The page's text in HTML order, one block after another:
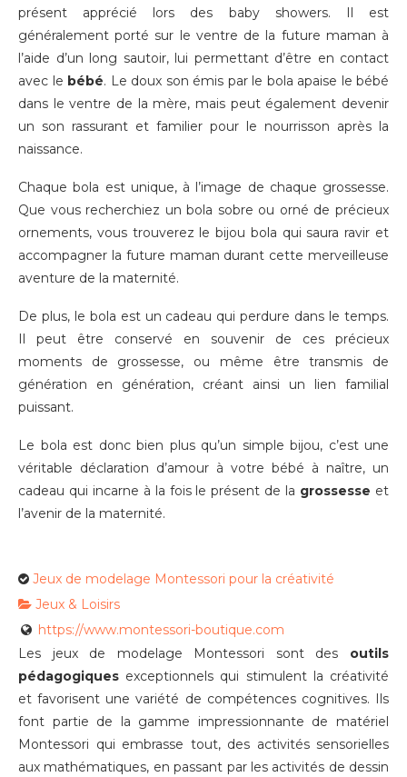
présent apprécié lors des baby showers. Il est
généralement porté sur le ventre de la future maman à
l’aide d’un long sautoir, lui permettant d’être en contact
avec le bébé. Le doux son émis par le bola apaise le bébé
dans le ventre de la mère, mais peut également devenir
un son rassurant et familier pour le nourrisson après la
naissance.
Chaque bola est unique, à l’image de chaque grossesse.
Que vous recherchiez un bola sobre ou orné de précieux
ornements, vous trouverez le bijou bola qui saura ravir et
accompagner la future maman durant cette merveilleuse
aventure de la maternité.
De plus, le bola est un cadeau qui perdure dans le temps.
Il peut être conservé en souvenir de ces précieux
moments de grossesse, ou même être transmis de
génération en génération, créant ainsi un lien familial
puissant.
Le bola est donc bien plus qu’un simple bijou, c’est une
véritable déclaration d’amour à votre bébé à naître, un
cadeau qui incarne à la fois le présent de la grossesse et
l’avenir de la maternité.
Jeux de modelage Montessori pour la créativité
Jeux & Loisirs
https://www.montessori-boutique.com
Les jeux de modelage Montessori sont des outils
pédagogiques exceptionnels qui stimulent la créativité
et favorisent une variété de compétences cognitives. Ils
font partie de la gamme impressionnante de matériel
Montessori qui embrasse tout, des activités sensorielles
aux mathématiques, en passant par les activités de dessin